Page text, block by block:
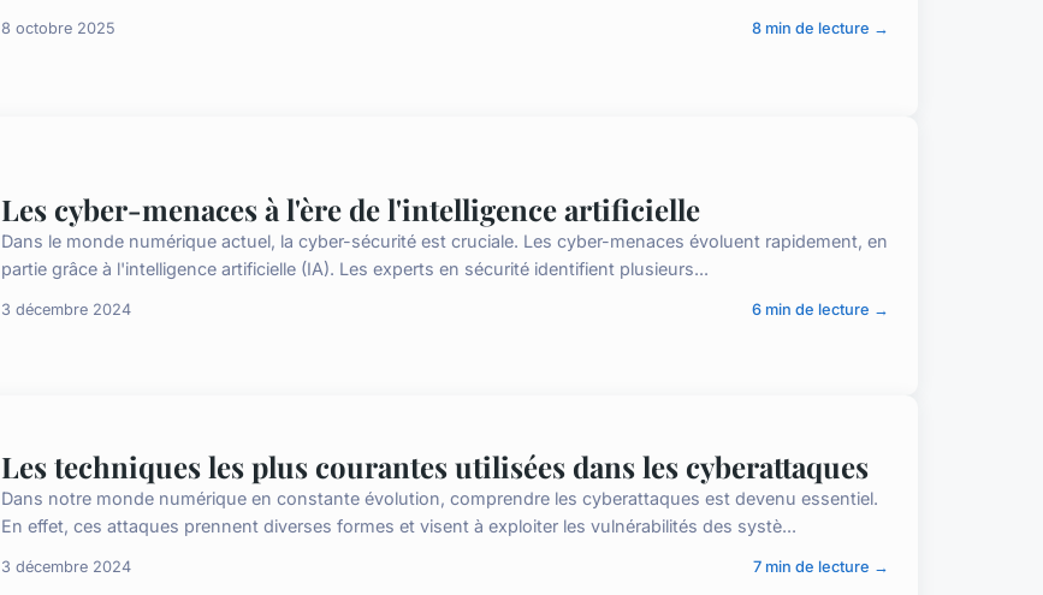
8 octobre 2025 8 min de lecture →
Les cyber-menaces à l'ère de l'intelligence artificielle
Dans le monde numérique actuel, la cyber-sécurité est cruciale. Les cyber-menaces évoluent rapidement, en
partie grâce à l'intelligence artificielle (IA). Les experts en sécurité identifient plusieurs...
3 décembre 2024 6 min de lecture →
Les techniques les plus courantes utilisées dans les cyberattaques
Dans notre monde numérique en constante évolution, comprendre les cyberattaques est devenu essentiel.
En effet, ces attaques prennent diverses formes et visent à exploiter les vulnérabilités des systè...
3 décembre 2024 7 min de lecture →